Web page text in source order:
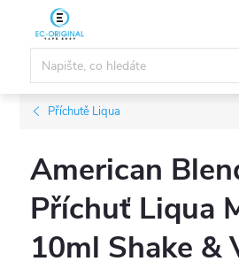
obsah
Příchutě Liqua
American
Příchuť Liqua
10ml Shake &